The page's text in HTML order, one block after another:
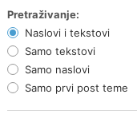
Pretraživanje:
Naslovi i tekstovi
Samo tekstovi
Samo naslovi
Samo prvi post teme